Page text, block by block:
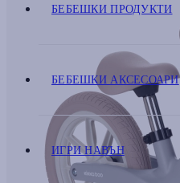
БЕБЕШКИ ПРОДУКТИ
БЕБЕШКИ АКСЕСОАРИ
ИГРИ НАВЪН